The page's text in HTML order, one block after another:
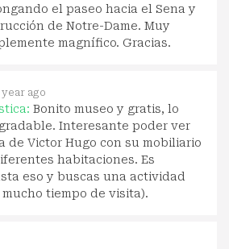
el paseo hacia el Sena y
de Notre-Dame. Muy
magnífico. Gracias.
year ago
Bonito museo y gratis, lo
Interesante poder ver
de Victor Hugo con su mobiliario
habitaciones. Es
eso y buscas una actividad
tiempo de visita).